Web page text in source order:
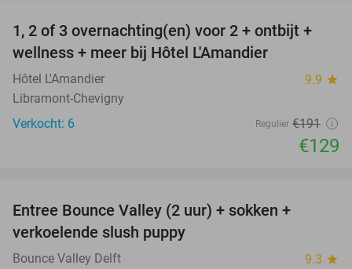
32%
TODAY
1, 2 of 3 overnachting(en) voor 2 + ontbijt +
wellness + meer bij Hôtel L'Amandier
Hôtel L'Amandier 9.9 star
Libramont-Chevigny
Verkocht: 6
Regulier €191
€129
Entree Bounce Valley (2 uur) + sokken +
verkoelende slush puppy
Bounce Valley Delft 9.3 star